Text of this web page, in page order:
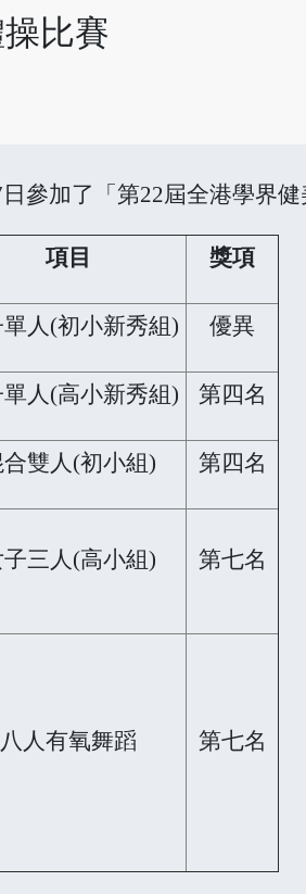
比賽
參加了「第22屆全港學界
項目 獎項
單人(初小新秀組) 優異
人(高小新秀組) 第四名
雙人(初小組) 第四名
三人(高小組) 第七名
八人有氧舞蹈 第七名